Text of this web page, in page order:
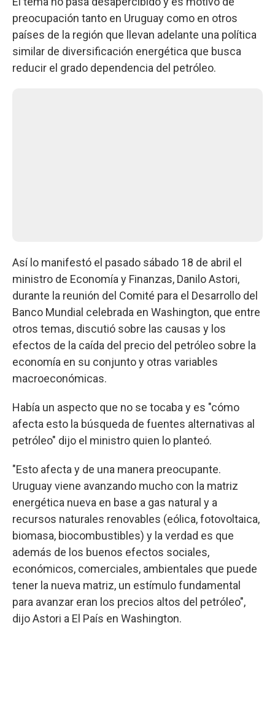
preocupación tanto en Uruguay como en otros
países de la región que llevan adelante una política
similar de diversificación energética que busca
reducir el grado dependencia del petróleo.
Así lo manifestó el pasado sábado 18 de abril el
ministro de Economía y Finanzas, Danilo Astori,
durante la reunión del Comité para el Desarrollo del
Banco Mundial celebrada en Washington, que entre
otros temas, discutió sobre las causas y los
efectos de la caída del precio del petróleo sobre la
economía en su conjunto y otras variables
macroeconómicas.
Había un aspecto que no se tocaba y es "cómo
afecta esto la búsqueda de fuentes alternativas al
petróleo" dijo el ministro quien lo planteó.
"Esto afecta y de una manera preocupante.
Uruguay viene avanzando mucho con la matriz
energética nueva en base a gas natural y a
recursos naturales renovables (eólica, fotovoltaica,
biomasa, biocombustibles) y la verdad es que
además de los buenos efectos sociales,
económicos, comerciales, ambientales que puede
tener la nueva matriz, un estímulo fundamental
para avanzar eran los precios altos del petróleo",
dijo Astori a El País en Washington.